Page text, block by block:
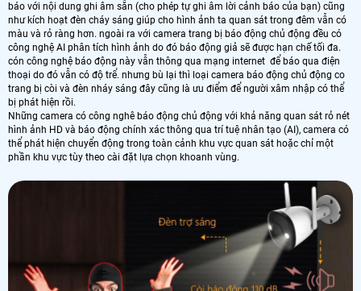
báo với nội dung ghi âm sẵn (cho phép tự ghi âm lời cảnh báo của bạn) cũng
như kích hoạt đèn cháy sáng giúp cho hình ảnh ta quan sát trong đêm vẫn có
màu và rỏ ràng hơn. ngoài ra với camera trang bị báo động chủ động đều có
công nghệ AI phân tích hình ảnh do đó báo động giả sẽ được hạn chế tối đa.
cón công nghệ báo động này vẫn thông qua mạng internet để báo qua điện
thoại do đó vẫn có độ trể. nhưng bù lại thì loại camera báo động chủ động co
trang bị còi và đèn nháy sáng đây cũng là ưu điểm để người xâm nhập có thể
bị phát hiện rồi.
Những camera có công nghê báo động chủ động với khả năng quan sát rỏ nét
hình ảnh HD và báo động chính xác thông qua trí tuệ nhân tạo (AI), camera có
thể phát hiện chuyển động trong toàn cảnh khu vực quan sát hoặc chỉ một
phần khu vực tùy theo cài đặt lựa chọn khoanh vùng.